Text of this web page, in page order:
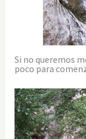
Si no queremos
poco para